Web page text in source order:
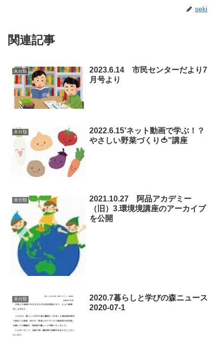
seki
関連記事
未分類
2023.6.14 市民センターだより7
月号より
未分類
2022.6.15’ネット動画で学ぶ！？
やさしい野菜づくり🍅”講座
未分類
2021.10.27 阿品アカデミー
（旧）3.環境境講座のアーカイブ
を公開
未分類
2020.7暮らしと学びの森ニュース
2020-07-1